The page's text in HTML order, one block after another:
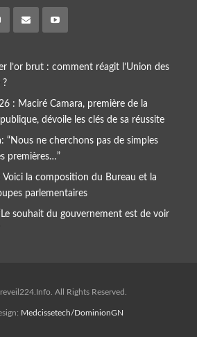
l’or brut : comment réagit l’Union des
?
: Maciré Camara, première de la
dévoile les clés de sa réussite
“Nous ne cherchons pas de simples
premières…”
Voici la composition du Bureau et la
parlementaires
souhait du gouvernement est de voir
All Rights Reserved.
Medcissetech/DominionGN